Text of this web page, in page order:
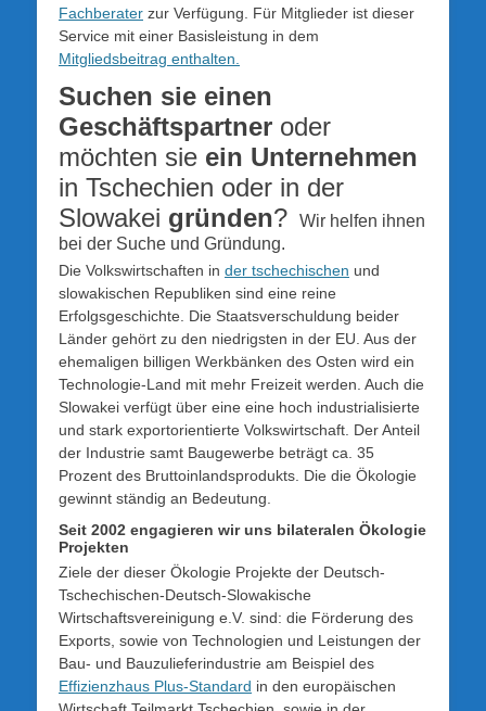
Fachberater zur Verfügung. Für Mitglieder ist dieser
Service mit einer Basisleistung in dem
Mitgliedsbeitrag enthalten.
Suchen sie einen
Geschäftspartner oder
möchten sie ein Unternehmen
in Tschechien oder in der
Slowakei gründen?
Wir helfen ihnen
bei der Suche und Gründung.
Die Volkswirtschaften in der tschechischen und
slowakischen Republiken sind eine reine
Erfolgsgeschichte. Die Staatsverschuldung beider
Länder gehört zu den niedrigsten in der EU. Aus der
ehemaligen billigen Werkbänken des Osten wird ein
Technologie-Land mit mehr Freizeit werden. Auch die
Slowakei verfügt über eine eine hoch industrialisierte
und stark exportorientierte Volkswirtschaft. Der Anteil
der Industrie samt Baugewerbe beträgt ca. 35
Prozent des Bruttoinlandsprodukts. Die die Ökologie
gewinnt ständig an Bedeutung.
Seit 2002 engagieren wir uns bilateralen Ökologie
Projekten
Ziele der dieser Ökologie Projekte der Deutsch-
Tschechischen-Deutsch-Slowakische
Wirtschaftsvereinigung e.V. sind: die Förderung des
Exports, sowie von Technologien und Leistungen der
Bau- und Bauzulieferindustrie am Beispiel des
Effizienzhaus Plus-Standard in den europäischen